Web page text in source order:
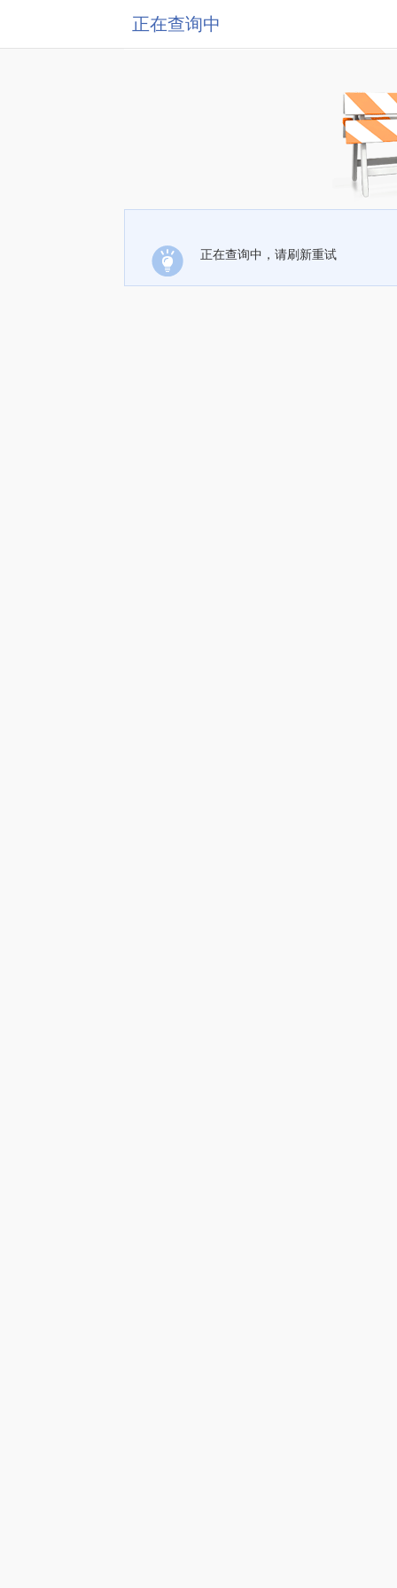
正在查询中
正在查询中，请刷新重试